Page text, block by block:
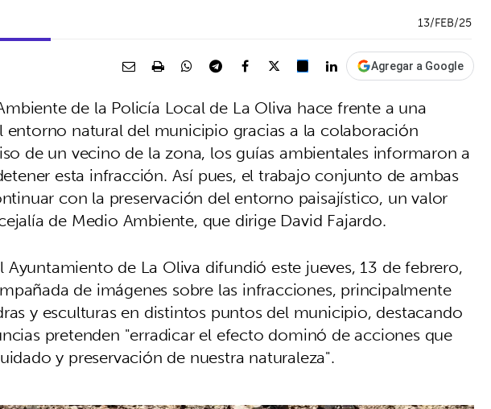
13/FEB/25
Agregar a Google
de la Policía Local de La Oliva hace frente a una
entorno natural del municipio gracias a la colaboración
de un vecino de la zona, los guías ambientales informaron a
esta infracción. Así pues, el trabajo conjunto de ambas
con la preservación del entorno paisajístico, un valor
de Medio Ambiente, que dirige David Fajardo.
de La Oliva difundió este jueves, 13 de febrero,
de imágenes sobre las infracciones, principalmente
y esculturas en distintos puntos del municipio, destacando
pretenden "erradicar el efecto dominó de acciones que
y preservación de nuestra naturaleza".